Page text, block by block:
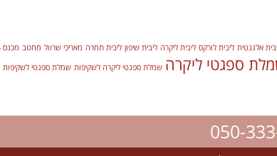
אלגנטית ליבית לורקס ליבית ליקרה ליבית שיפון ליבית תחרה מאריכי שרוול מחטב מכנס 3/4 2 פסי תחרה
ספגטי ליקרה שמלת ספגטי ליקרה לשקיפות שמלת ספגטי לשקיפות